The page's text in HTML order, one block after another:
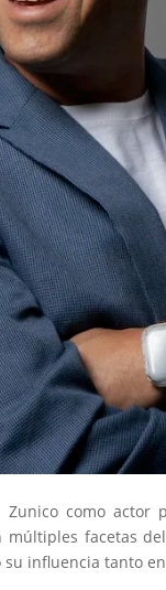
como actor
facetas
influencia tanto